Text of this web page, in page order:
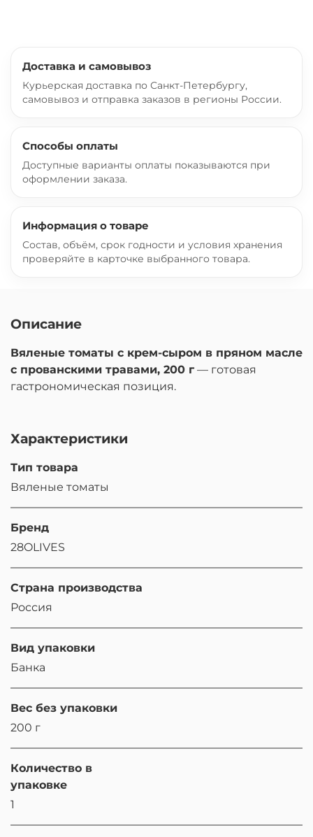
Доставка и самовывоз
Курьерская доставка по Санкт-Петербургу,
самовывоз и отправка заказов в регионы России.
Способы оплаты
Доступные варианты оплаты показываются при
оформлении заказа.
Информация о товаре
Состав, объём, срок годности и условия хранения
проверяйте в карточке выбранного товара.
Описание
Вяленые томаты с крем-сыром в пряном масле
с прованскими травами, 200 г — готовая
гастрономическая позиция.
Характеристики
Тип товара
Вяленые томаты
Бренд
28OLIVES
Страна производства
Россия
Вид упаковки
Банка
Вес без упаковки
200 г
Количество в
упаковке
1